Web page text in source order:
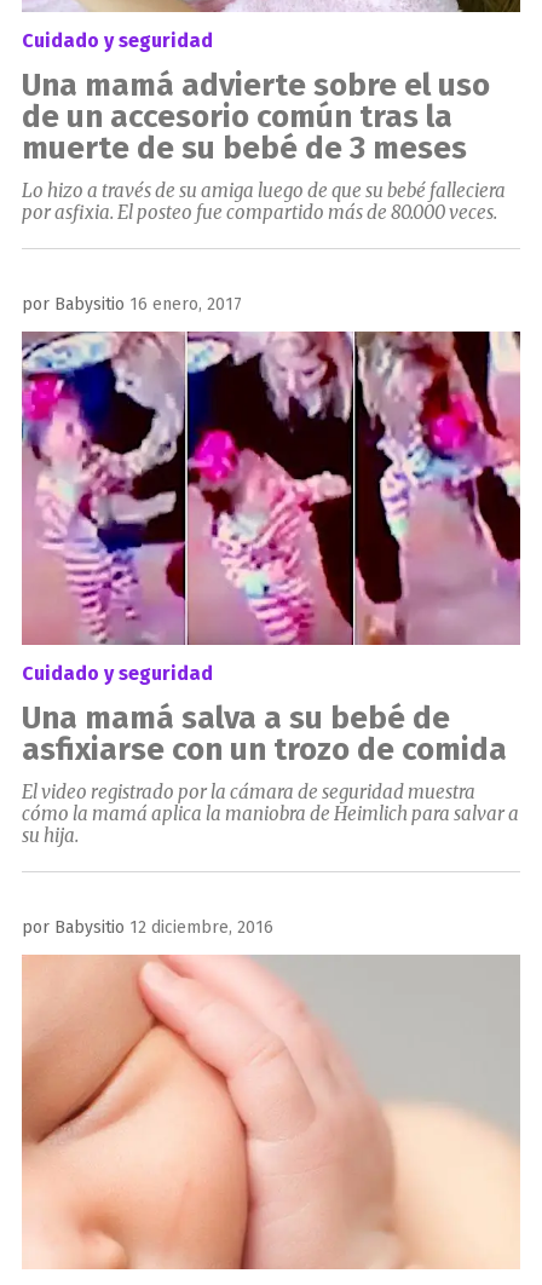
Cuidado y seguridad
Una mamá advierte sobre el uso
de un accesorio común tras la
muerte de su bebé de 3 meses
Lo hizo a través de su amiga luego de que su bebé falleciera
por asfixia. El posteo fue compartido más de 80.000 veces.
por Babysitio Publicado
el
16 enero, 2017
Cuidado y seguridad
Una mamá salva a su bebé de
asfixiarse con un trozo de comida
El video registrado por la cámara de seguridad muestra
cómo la mamá aplica la maniobra de Heimlich para salvar a
su hija.
por Babysitio Publicado
el
12 diciembre, 2016